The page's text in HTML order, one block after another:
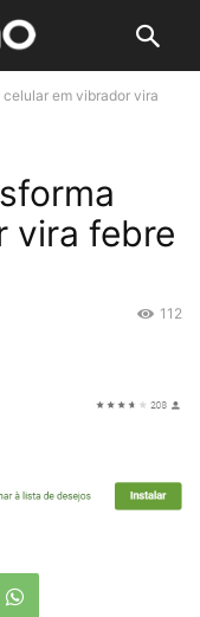
em vibrador vira
vira febre
112